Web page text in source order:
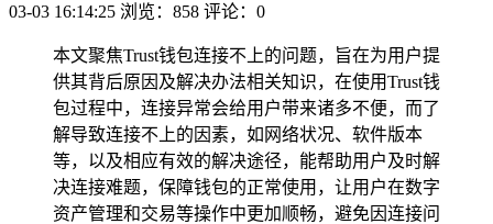
03-03 16:14:25 浏览：858 评论：0
本文聚焦Trust钱包连接不上的问题，旨在为用户提
供其背后原因及解决办法相关知识，在使用Trust钱
包过程中，连接异常会给用户带来诸多不便，而了
解导致连接不上的因素，如网络状况、软件版本
等，以及相应有效的解决途径，能帮助用户及时解
决连接难题，保障钱包的正常使用，让用户在数字
资产管理和交易等操作中更加顺畅，避免因连接问